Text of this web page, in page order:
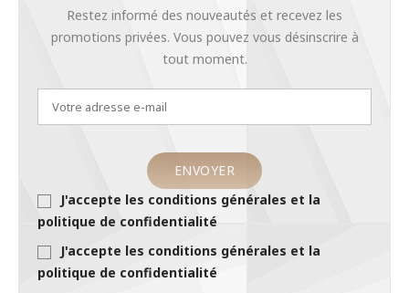
Restez informé des nouveautés et recevez les
promotions privées. Vous pouvez vous désinscrire à
tout moment.
J'accepte les conditions générales et la
politique de confidentialité
J'accepte les conditions générales et la
politique de confidentialité